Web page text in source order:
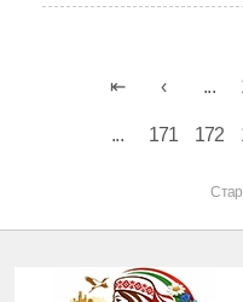
...
... 171 172